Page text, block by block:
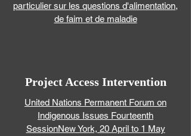
particulier sur les questions d'alimentation,
de faim et de maladie
Project Access Intervention
United Nations Permanent Forum on
Indigenous Issues Fourteenth
SessionNew York, 20 April to 1 May